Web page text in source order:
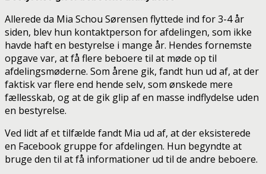
Allerede da Mia Schou Sørensen flyttede ind for 3-4 år
siden, blev hun kontaktperson for afdelingen, som ikke
havde haft en bestyrelse i mange år. Hendes fornemste
opgave var, at få flere beboere til at møde op til
afdelingsmøderne. Som årene gik, fandt hun ud af, at der
faktisk var flere end hende selv, som ønskede mere
fællesskab, og at de gik glip af en masse indflydelse uden
en bestyrelse.
Ved lidt af et tilfælde fandt Mia ud af, at der eksisterede
en Facebook gruppe for afdelingen. Hun begyndte at
bruge den til at få informationer ud til de andre beboere.